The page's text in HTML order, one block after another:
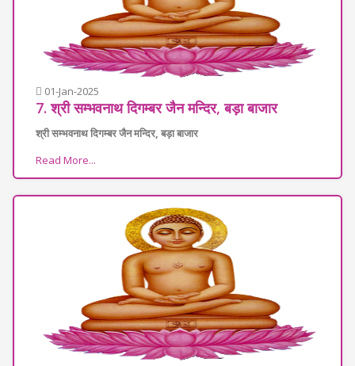
01-Jan-2025
7. श्री सम्भवनाथ दिगम्बर जैन मन्दिर, बड़ा बाजार
श्री सम्भवनाथ दिगम्बर जैन मन्दिर, बड़ा बाजार
Read More...